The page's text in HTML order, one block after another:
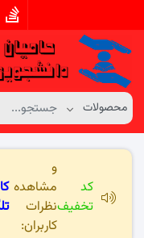
کد
تخفیف
و
مشاهده
نظرات
کاربران: